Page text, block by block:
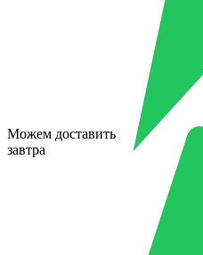
Можем доставить
завтра